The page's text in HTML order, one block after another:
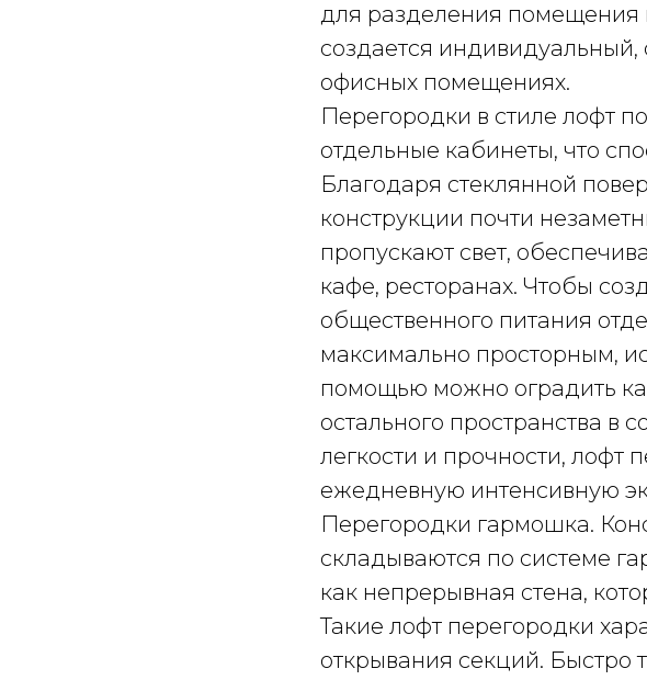
для разделения помещения
создается
офисных помещениях.
Перегородки в стиле лофт
отдельные кабинеты, что
Благодаря стеклянной
конструкции почти
пропускают свет,
кафе, ресторанах. Чтобы
общественного питания
максимально просторным,
помощью можно оградить
остального пространства в
легкости и прочности,
ежедневную интенсивную
Перегородки гармошка.
складываются по системе
как непрерывная стена,
Такие лофт перегородки
открывания секций.